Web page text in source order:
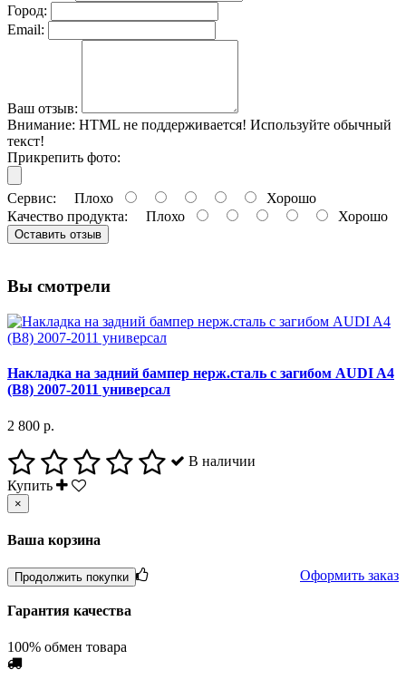
Город:
Email:
Ваш отзыв:
Внимание: HTML не поддерживается! Используйте обычный
текст!
Прикрепить фото:
Сервис: Плохо
Хорошо
Качество продукта:
Плохо Хорошо
Оставить отзыв
Вы смотрели
Накладка на задний бампер нерж.сталь с загибом AUDI A4
(B8) 2007-2011 универсал
2 800 р.
В наличии
Купить
×
Ваша корзина
Продолжить покупки Оформить заказ
Гарантия качества
100% обмен товара